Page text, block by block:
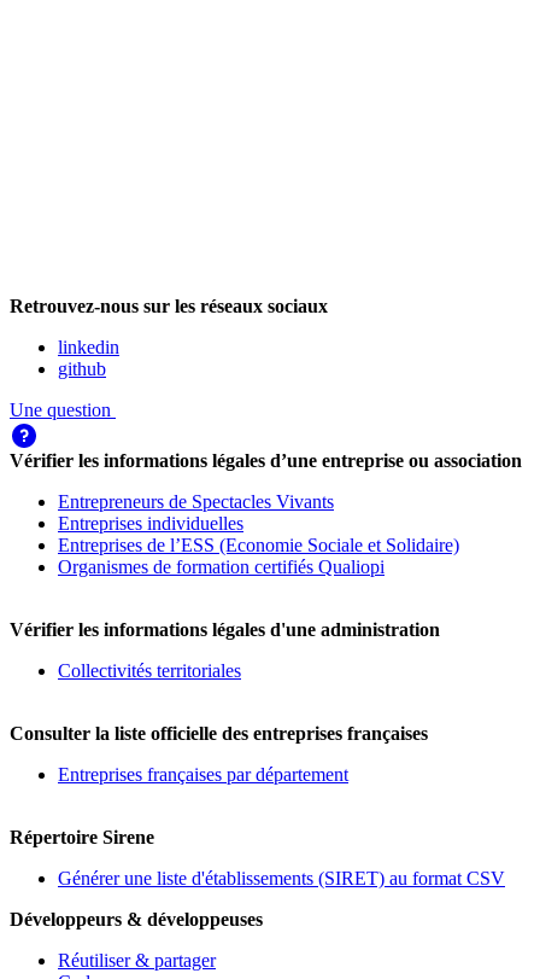
Retrouvez-nous sur les réseaux sociaux
linkedin
github
Une question
Vérifier les informations légales d’une entreprise ou association
Entrepreneurs de Spectacles Vivants
Entreprises individuelles
Entreprises de l’ESS (Economie Sociale et Solidaire)
Organismes de formation certifiés Qualiopi
Vérifier les informations légales d'une administration
Collectivités territoriales
Consulter la liste officielle des entreprises françaises
Entreprises françaises par département
Répertoire Sirene
Générer une liste d'établissements (SIRET) au format CSV
Développeurs & développeuses
Réutiliser & partager